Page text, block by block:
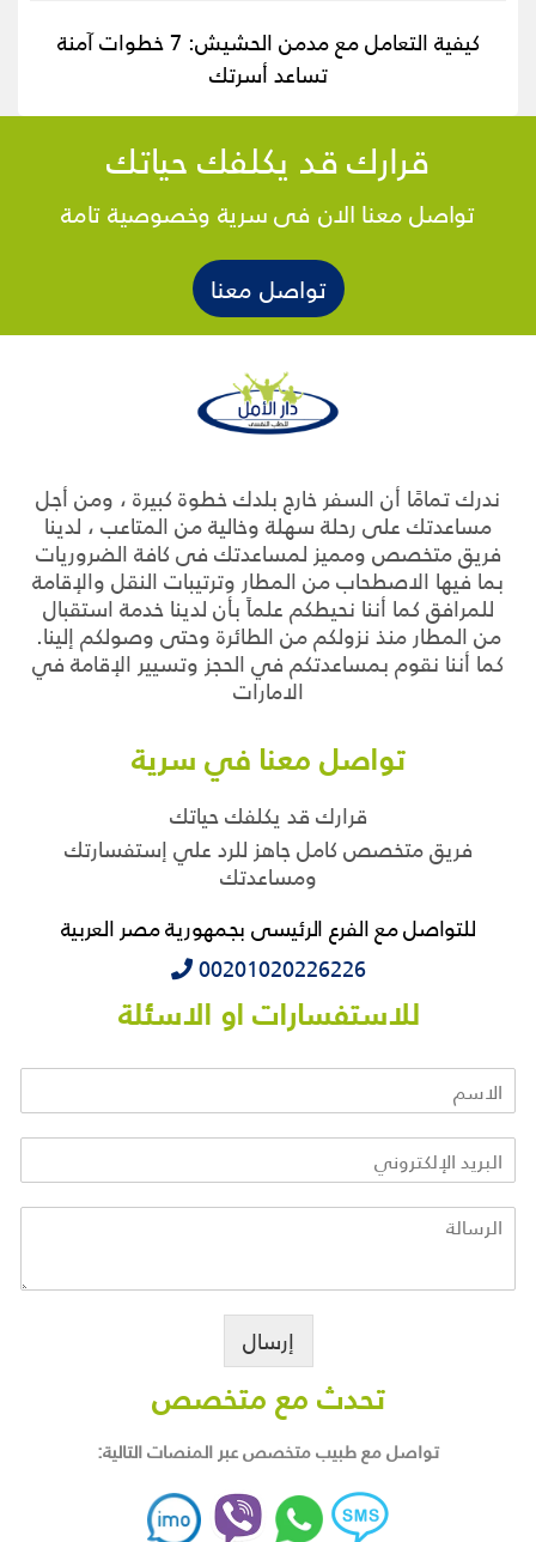
كيفية التعامل مع مدمن الحشيش: 7 خطوات آمنة
تساعد أسرتك
قرارك قد يكلفك حياتك
تواصل معنا الان فى سرية وخصوصية تامة
تواصل معنا
ندرك تمامًا أن السفر خارج بلدك خطوة كبيرة ، ومن أجل
مساعدتك على رحلة سهلة وخالية من المتاعب ، لدينا
فريق متخصص ومميز لمساعدتك فى كافة الضروريات
بما فيها الاصطحاب من المطار وترتيبات النقل والإقامة
للمرافق كما أننا نحيطكم علماً بأن لدينا خدمة استقبال
من المطار منذ نزولكم من الطائرة وحتى وصولكم إلينا.
كما أننا نقوم بمساعدتكم في الحجز وتسيير الإقامة في
الامارات
تواصل معنا في سرية
قرارك قد يكلفك حياتك
فريق متخصص كامل جاهز للرد علي إستفسارتك
ومساعدتك
للتواصل مع الفرع الرئيسى بجمهورية مصر العربية
‭‭‭00201020226226
للاستفسارات او الاسئلة
إرسال
تحدث مع متخصص
تواصل مع طبيب متخصص عبر المنصات التالية: